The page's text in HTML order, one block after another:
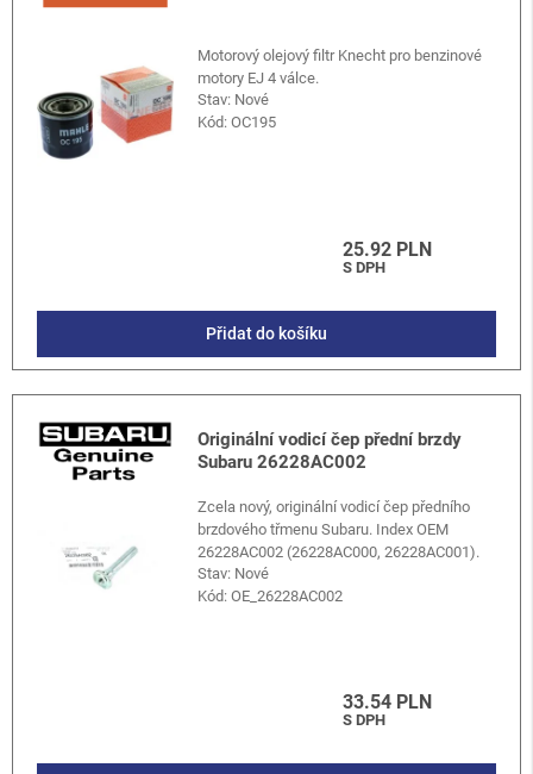
Motorový olejový filtr Knecht pro benzinové
motory EJ 4 válce.
Stav: Nové
Kód:OC195
25.92 PLN
S DPH
Přidat do košíku
Originální vodicí čep přední brzdy
Subaru 26228AC002
Zcela nový, originální vodicí čep předního
brzdového třmenu Subaru. Index OEM
26228AC002 (26228AC000, 26228AC001).
Stav: Nové
Kód:OE_26228AC002
33.54 PLN
S DPH